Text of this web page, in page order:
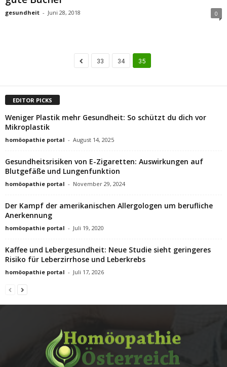
gesundheit - Juni 28, 2018 0
33 34 35
EDITOR PICKS
Weniger Plastik mehr Gesundheit: So schützt du dich vor
Mikroplastik
homöopathie portal - August 14, 2025
Gesundheitsrisiken von E-Zigaretten: Auswirkungen auf
Blutgefäße und Lungenfunktion
homöopathie portal - November 29, 2024
Der Kampf der amerikanischen Allergologen um berufliche
Anerkennung
homöopathie portal - Juli 19, 2020
Kaffee und Lebergesundheit: Neue Studie sieht geringeres
Risiko für Leberzirrhose und Leberkrebs
homöopathie portal - Juli 17, 2026